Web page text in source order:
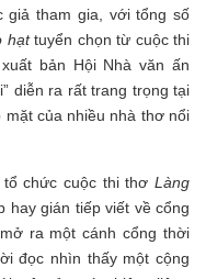
giả tham gia, với tổng số
hạttuyển chọn từ cuộc thi
bản Hội Nhà văn ấn
diễn ra rất trang trọng tại
mặt của nhiều nhà thơ nổi
chức cuộc thi thơ Làng
hay gián tiếp viết về cổng
ra một cánh cổng thời
đọc nhìn thấy một cộng